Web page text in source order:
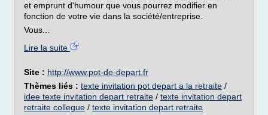
et emprunt d'humour que vous pourrez modifier en
fonction de votre vie dans la société/entreprise.
Vous...
Lire la suite
Site : http://www.pot-de-depart.fr
Thèmes liés : texte invitation pot depart a la retraite /
idee texte invitation depart retraite / texte invitation depart
retraite collegue / texte invitation depart retraite